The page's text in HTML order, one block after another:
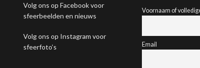
Volg ons op Facebook voor
sfeerbeelden en nieuws
Volg ons op Instagram voor
sfeerfoto’s
Voornaam of
Email